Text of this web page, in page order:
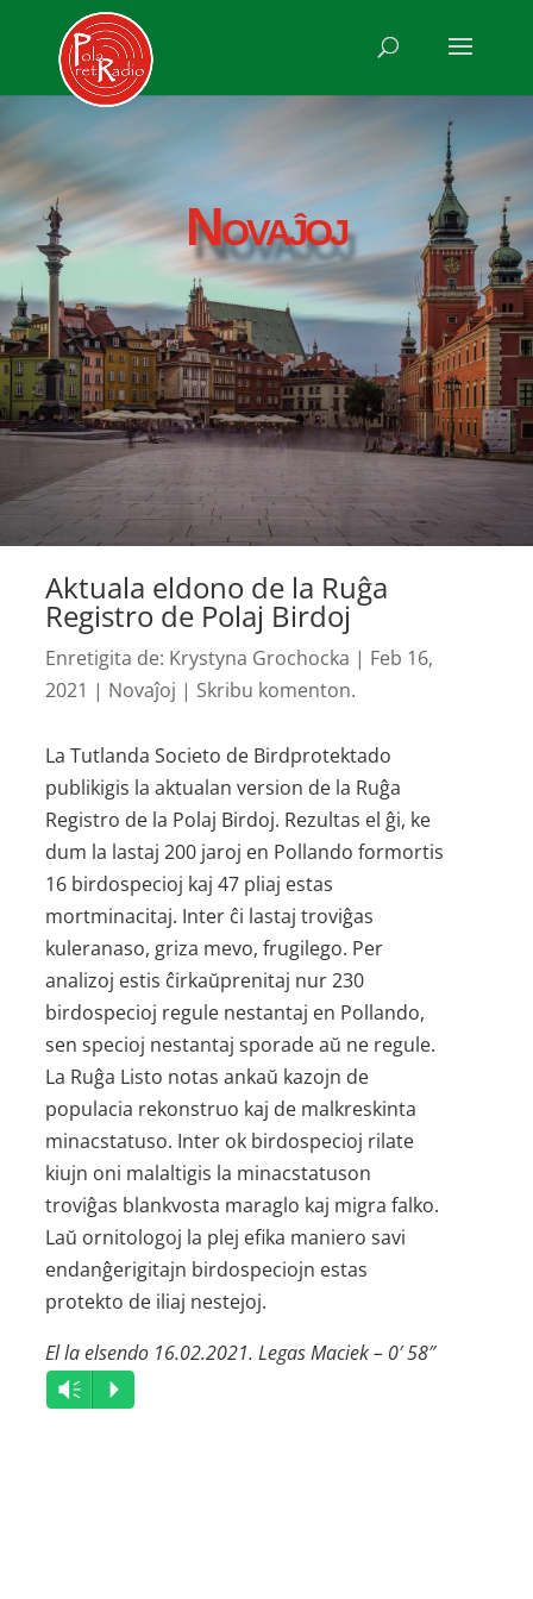
Novaĵoj
Aktuala eldono de la Ruĝa
Registro de Polaj Birdoj
Enretigita de: Krystyna Grochocka | Feb 16,
2021 | Novaĵoj | Skribu komenton.
La Tutlanda Societo de Birdprotektado
publikigis la aktualan version de la Ruĝa
Registro de la Polaj Birdoj. Rezultas el ĝi, ke
dum la lastaj 200 jaroj en Pollando formortis
16 birdospecioj kaj 47 pliaj estas
mortminacitaj. Inter ĉi lastaj troviĝas
kuleranaso, griza mevo, frugilego. Per
analizoj estis ĉirkaŭprenitaj nur 230
birdospecioj regule nestantaj en Pollando,
sen specioj nestantaj sporade aŭ ne regule.
La Ruĝa Listo notas ankaŭ kazojn de
populacia rekonstruo kaj de malkreskinta
minacstatuso. Inter ok birdospecioj rilate
kiujn oni malaltigis la minacstatuson
troviĝas blankvosta maraglo kaj migra falko.
Laŭ ornitologoj la plej efika maniero savi
endanĝerigitajn birdospeciojn estas
protekto de iliaj nestejoj.
El la elsendo 16.02.2021. Legas Maciek – 0′ 58″
Audio
Player
Vm P